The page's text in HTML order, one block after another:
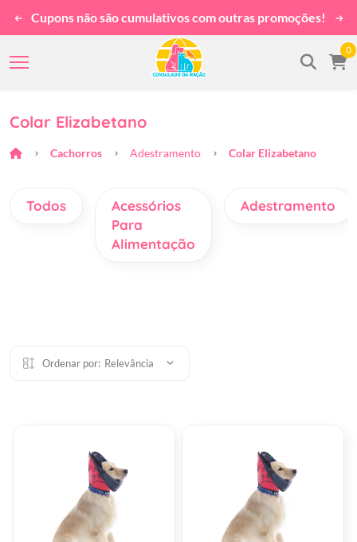
Cupons não são cumulativos com outras promoções!
0
Colar Elizabetano
Cachorros Adestramento Colar Elizabetano
Todos
Acessórios
Para
Alimentação
Adestramento
Ordenar por: Relevância